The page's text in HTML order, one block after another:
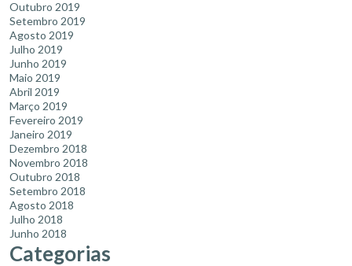
Outubro 2019
Setembro 2019
Agosto 2019
Julho 2019
Junho 2019
Maio 2019
Abril 2019
Março 2019
Fevereiro 2019
Janeiro 2019
Dezembro 2018
Novembro 2018
Outubro 2018
Setembro 2018
Agosto 2018
Julho 2018
Junho 2018
Categorias